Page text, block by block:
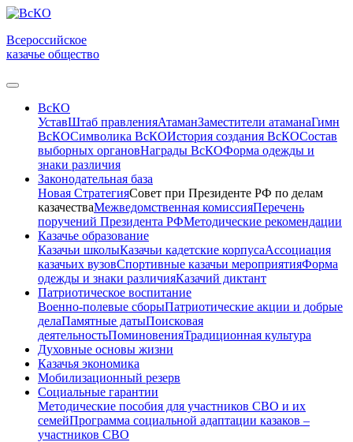
Всероссийское
казачье общество
ВсКО
УставШтаб правленияАтаманЗаместители атаманаГимн
ВсКОСимволика ВсКОИстория создания ВсКОСостав
выборных органовНаграды ВсКОФорма одежды и
знаки различия
Законодательная база
Новая СтратегияСовет при Президенте РФ по делам
казачестваМежведомственная комиссияПеречень
поручений Президента РФМетодические рекомендации
Казачье образование
Казачьи школыКазачьи кадетские корпусаАссоциация
казачьих вузовСпортивные казачьи мероприятияФорма
одежды и знаки различияКазачий диктант
Патриотическое воспитание
Военно-полевые сборыПатриотические акции и добрые
делаПамятные датыПоисковая
деятельностьПоминовенияТрадиционная культура
Духовные основы жизни
Казачья экономика
Мобилизационный резерв
Социальные гарантии
Методические пособия для участников СВО и их
семейПрограмма социальной адаптации казаков –
участников СВО